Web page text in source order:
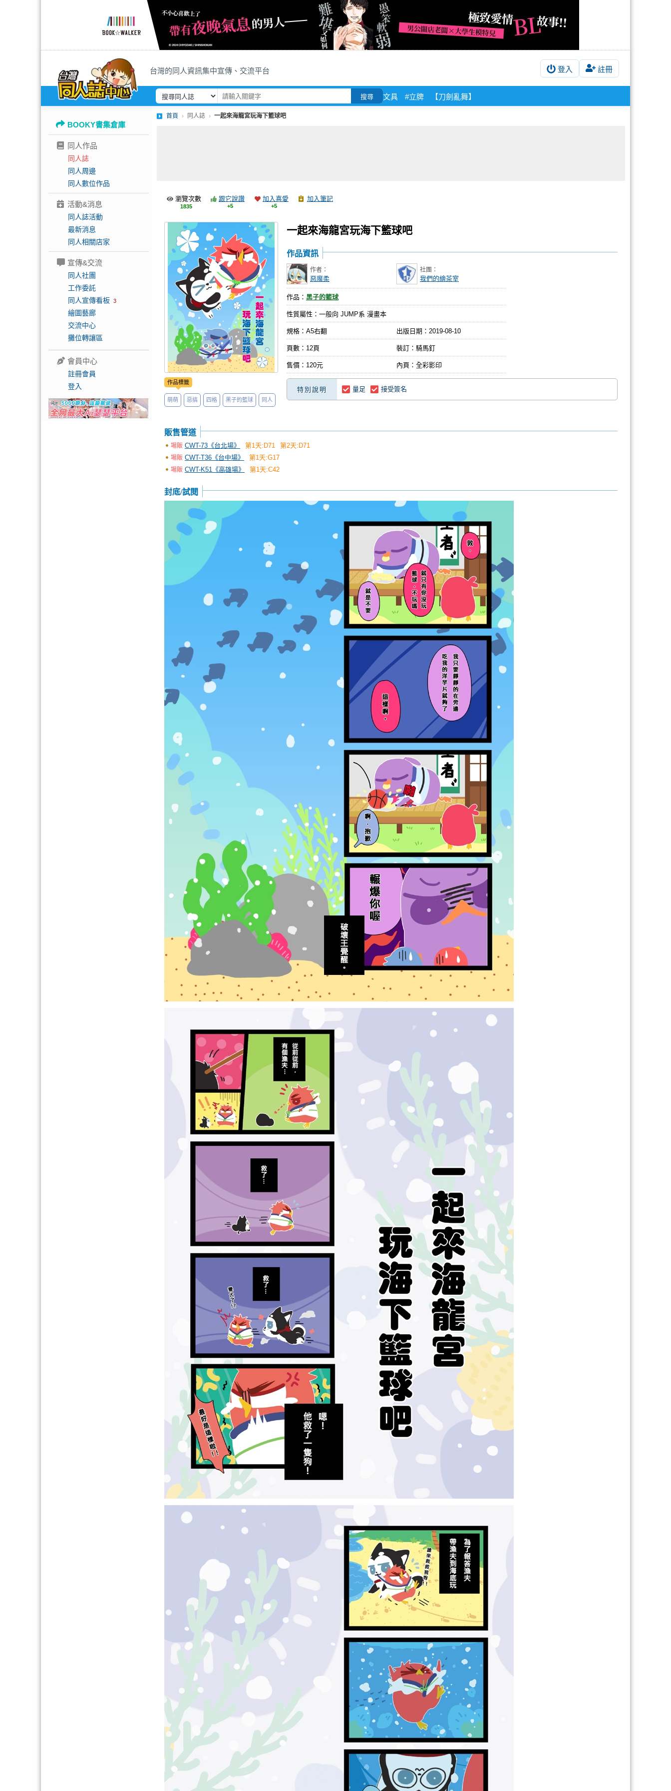
台灣的同人資訊集中宣傳、交流平台 登入 註冊
搜尋 文具 #立牌 【刀劍亂舞】
BOOKY書集倉庫
同人作品
同人誌
同人周邊
同人數位作品
活動&消息
同人誌活動
最新消息
同人相關店家
宣傳&交流
同人社團
工作委託
同人宣傳看板 3
繪圖藝廊
交流中心
攤位轉讓區
會員中心
註冊會員
登入
首頁 同人誌 一起來海龍宮玩海下籃球吧
瀏覽次數
1835
跟它說讚
+5
加入喜愛
+5
加入筆記
一起來海龍宮玩海下籃球吧
作品標籤
萌萌 惡搞 四格 黑子的籃球 同人
作品資訊
作者：
惡魔柔
社團：
我們的繪茶室
作品： 黑子的籃球
性質屬性：一般向 JUMP系 漫畫本
規格：A5右翻 出版日期： 2019-08-10
頁數：12頁 裝訂：騎馬釘
售價：120元 內頁：全彩影印
特別說明 量足 接受簽名
販售管道
場販 CWT-73《台北場》 第1天:D71 第2天:D71
場販 CWT-T36《台中場》 第1天:G17
場販 CWT-K51《高雄場》 第1天:C42
封底/試閱